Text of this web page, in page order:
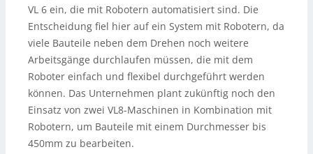
VL 6 ein, die mit Robotern automatisiert sind. Die
Entscheidung fiel hier auf ein System mit Robotern, da
viele Bauteile neben dem Drehen noch weitere
Arbeitsgänge durchlaufen müssen, die mit dem
Roboter einfach und flexibel durchgeführt werden
können. Das Unternehmen plant zukünftig noch den
Einsatz von zwei VL8-Maschinen in Kombination mit
Robotern, um Bauteile mit einem Durchmesser bis
450mm zu bearbeiten.